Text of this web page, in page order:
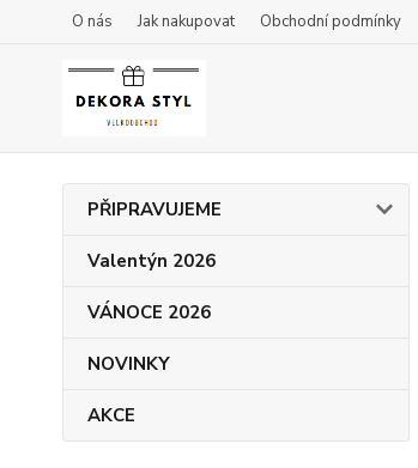
O nás Jak nakupovat Obchodní podmínky
PŘIPRAVUJEME
Valentýn 2026
VÁNOCE 2026
NOVINKY
AKCE